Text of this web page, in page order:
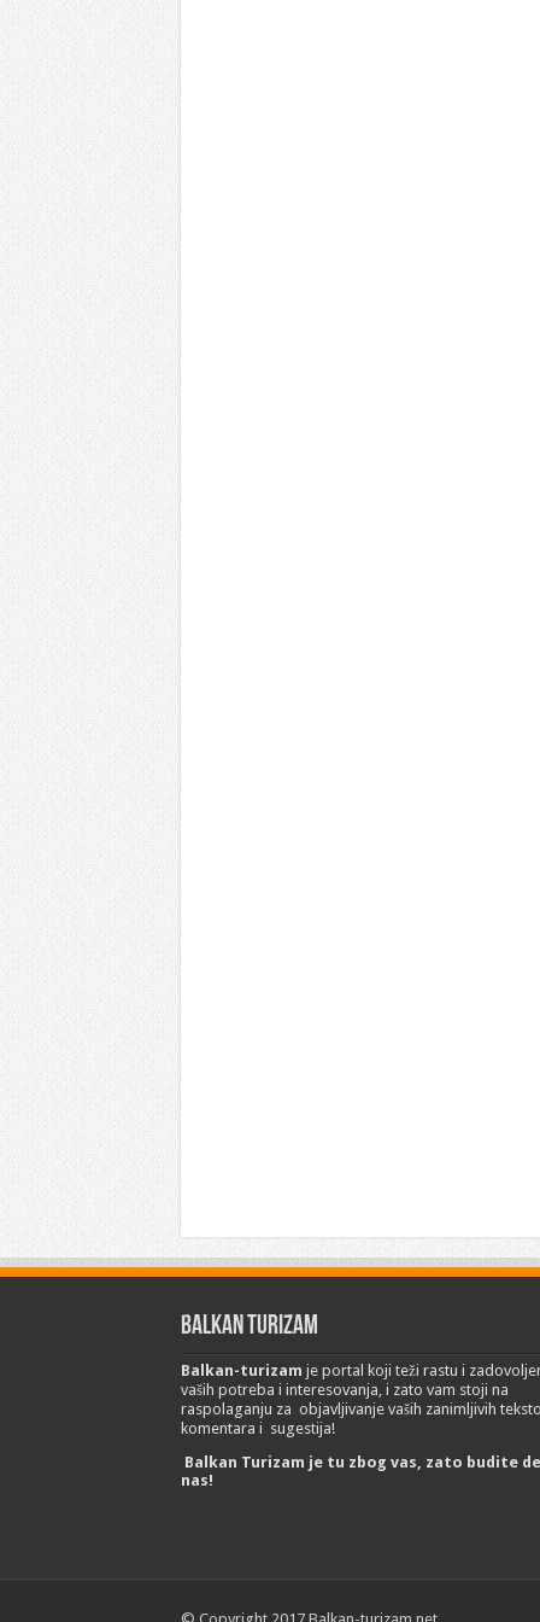
Balkan Turizam
Balkan-turizam je portal koji teži rastu i
vaših potreba i interesovanja, i zato vam stoji na
raspolaganju za objavljivanje vaših zanimljivih
komentara i sugestija!
Balkan Turizam je tu zbog vas, zato budite
nas!